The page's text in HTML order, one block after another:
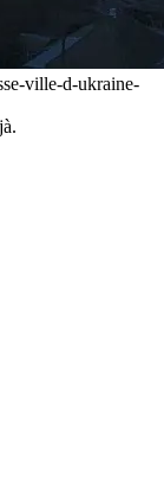
ville-d-ukraine-